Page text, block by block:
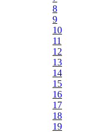
8
9
10
11
12
13
14
15
16
17
18
19